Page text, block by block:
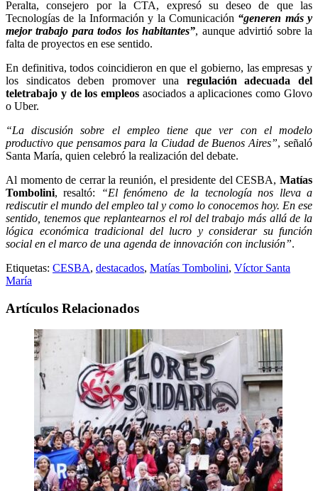
Peralta, consejero por la CTA, expresó su deseo de que las
Tecnologías de la Información y la Comunicación “generen más y
mejor trabajo para todos los habitantes”, aunque advirtió sobre la
falta de proyectos en ese sentido.
En definitiva, todos coincidieron en que el gobierno, las empresas y
los sindicatos deben promover una regulación adecuada del
teletrabajo y de los empleos asociados a aplicaciones como Glovo
o Uber.
“La discusión sobre el empleo tiene que ver con el modelo
productivo que pensamos para la Ciudad de Buenos Aires”, señaló
Santa María, quien celebró la realización del debate.
Al momento de cerrar la reunión, el presidente del CESBA, Matías
Tombolini, resaltó:
“El fenómeno de la tecnología nos lleva a
rediscutir el mundo del empleo tal y como lo conocemos hoy. En ese
sentido, tenemos que replantearnos el rol del trabajo más allá de la
lógica económica tradicional del lucro y considerar su función
social en el marco de una agenda de innovación con inclusión”.
Etiquetas: CESBA, destacados, Matías Tombolini, Víctor Santa
María
Artículos Relacionados